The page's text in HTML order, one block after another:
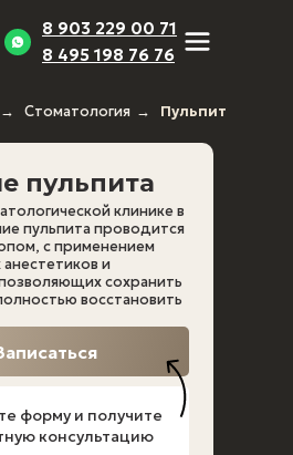
8 495 198 76 76
8 903 229 00 71
→ Стоматология → Пульпит
пульпита
клинике в
пульпита проводится
с применением
и
сохранить
восстановить
форму и получите
консультацию
Стоматология
Чистка зубов
Отбеливание
зубов
Детская
Реставрация
Композитная
Лечение кариеса
Лечение зубов